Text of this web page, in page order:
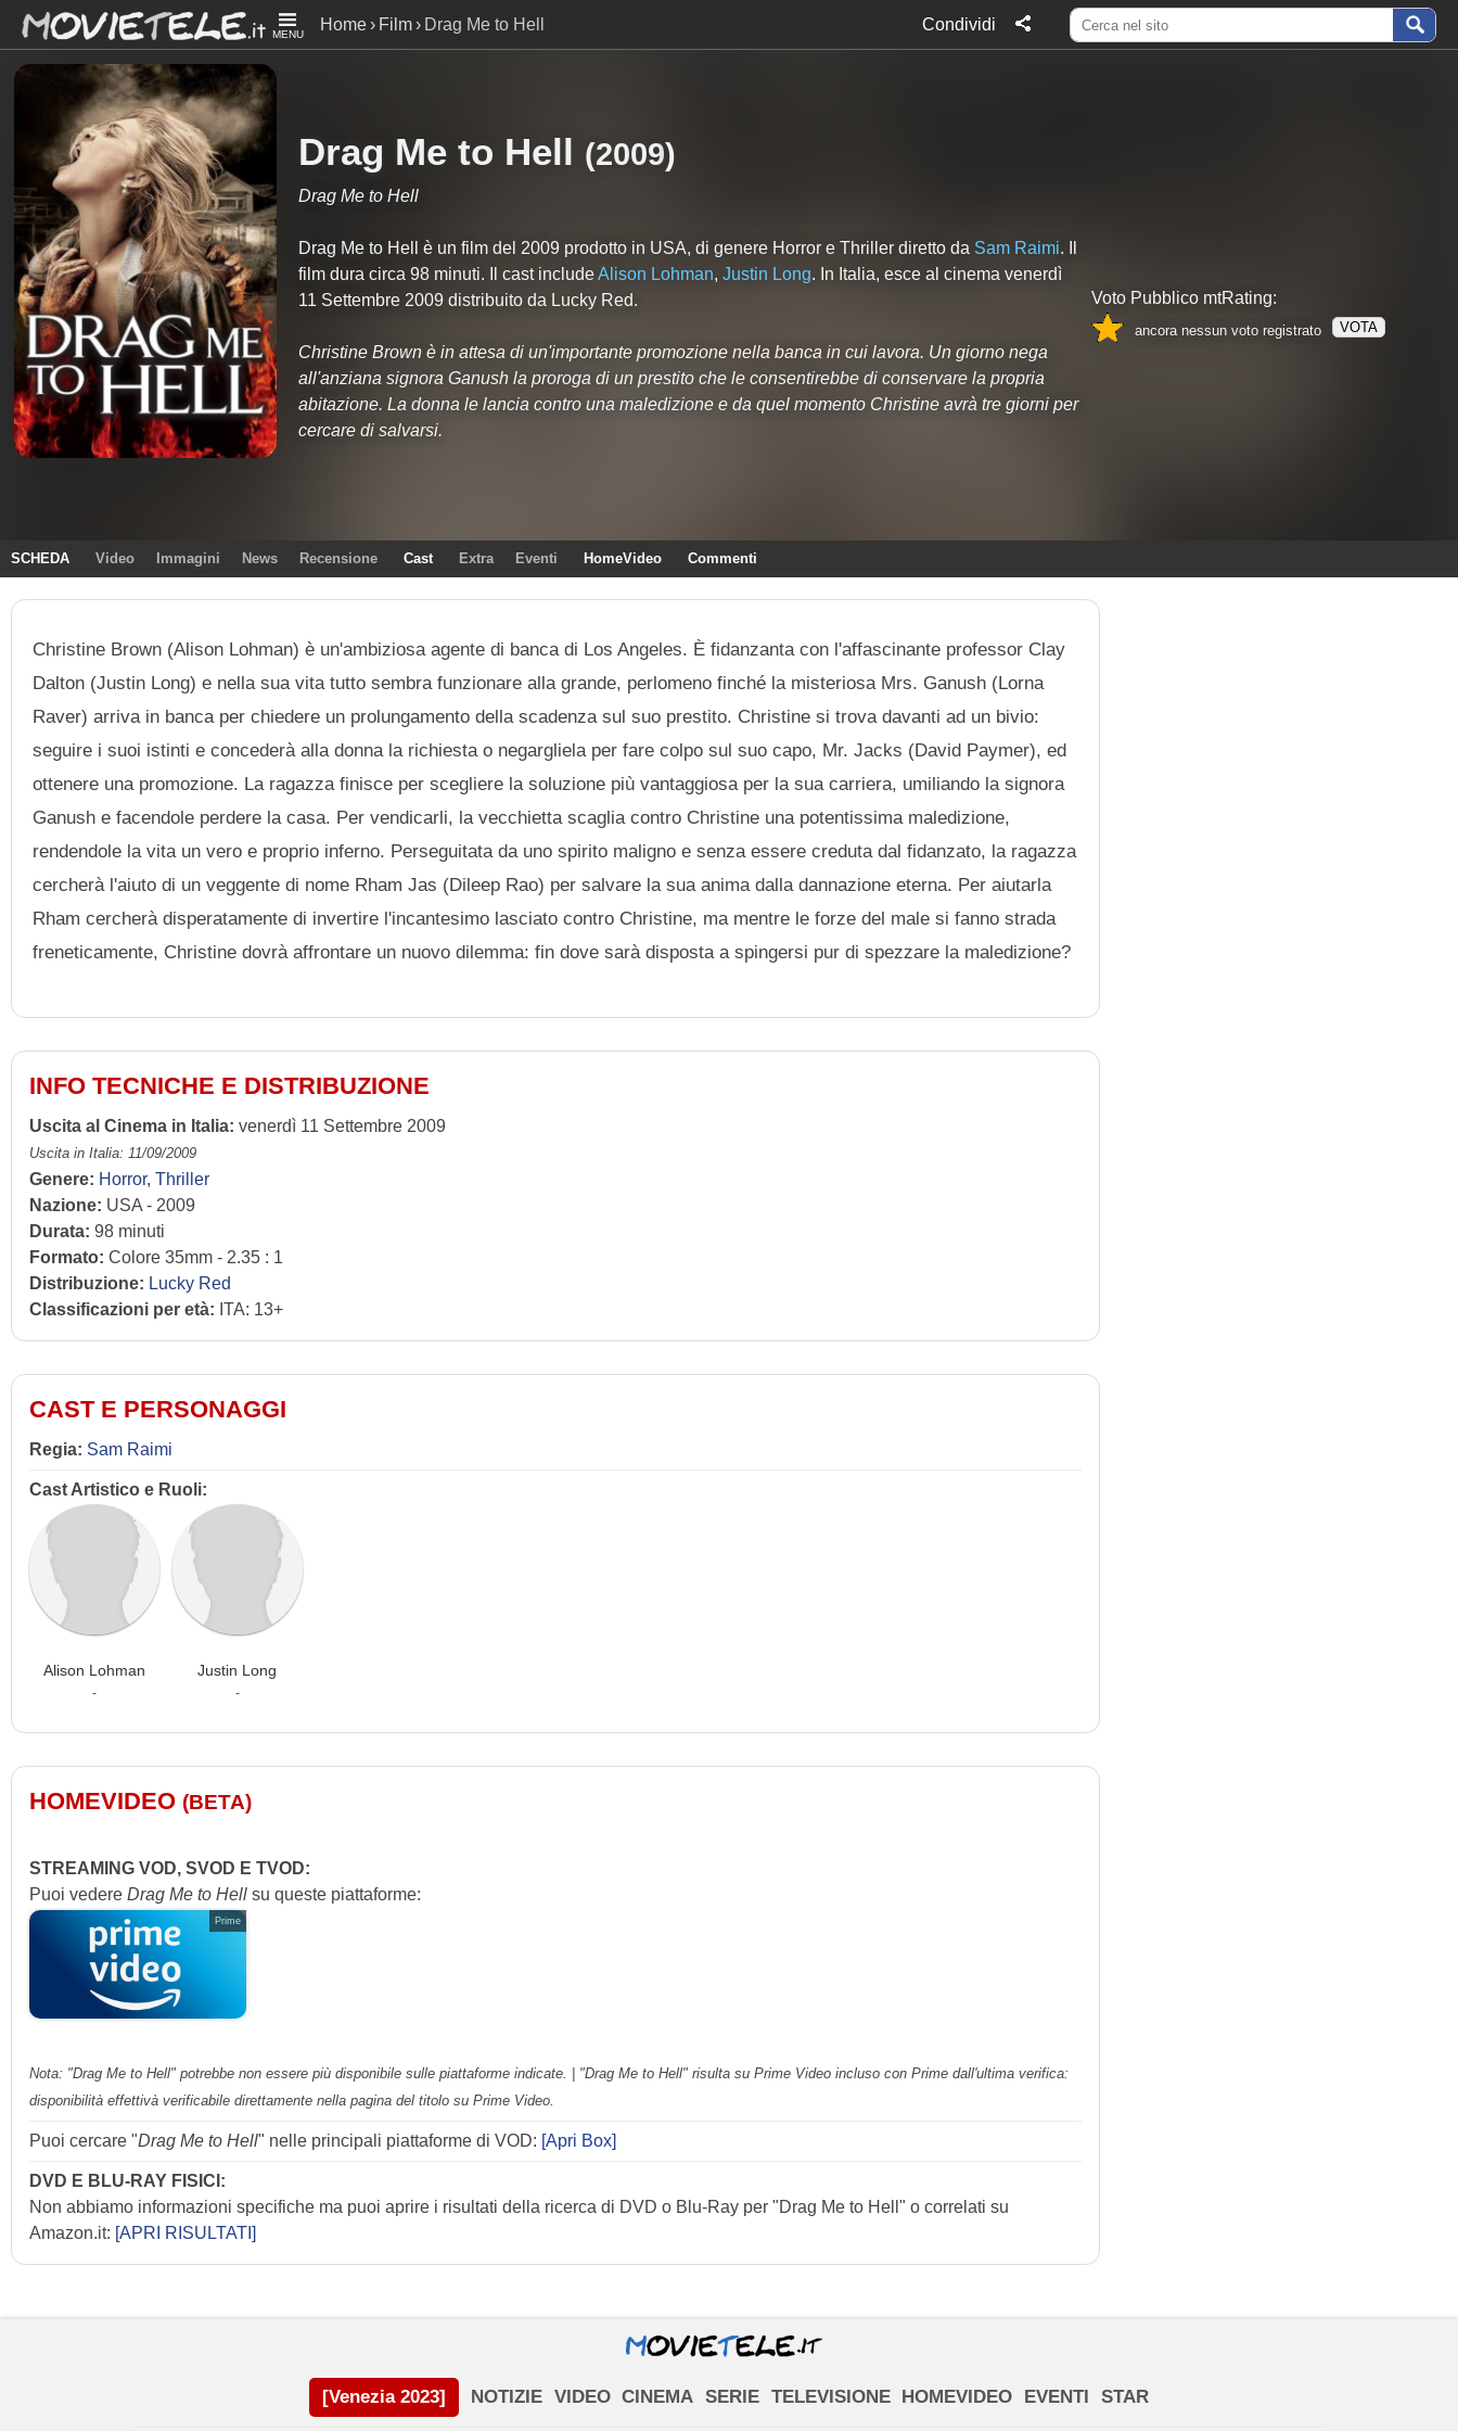
MENU
Home Film Drag Me to Hell Condividi
Drag Me to Hell (2009)
Drag Me to Hell
Drag Me to Hell è un film del 2009 prodotto in USA, di genere Horror e Thriller diretto da Sam Raimi. Il
film dura circa 98minuti. Il cast includeAlison Lohman, Justin Long. In Italia, esce al cinema venerdì
11 Settembre 2009 distribuito da Lucky Red.
Christine Brown è in attesa di un'importante promozione nella banca in cui lavora. Un giorno nega
all'anziana signora Ganush la proroga di un prestito che le consentirebbe di conservare la propria
abitazione. La donna le lancia contro una maledizione e da quel momento Christine avrà tre giorni per
cercare di salvarsi.
Voto Pubblico mtRating:
ancora nessun voto registrato VOTA
SCHEDA Video Immagini News Recensione Cast Extra Eventi HomeVideo Commenti
Christine Brown (Alison Lohman) è un'ambiziosa agente di banca di Los Angeles. È fidanzanta con l'affascinante professor Clay
Dalton (Justin Long) e nella sua vita tutto sembra funzionare alla grande, perlomeno finché la misteriosa Mrs. Ganush (Lorna
Raver) arriva in banca per chiedere un prolungamento della scadenza sul suo prestito. Christine si trova davanti ad un bivio:
seguire i suoi istinti e concederà alla donna la richiesta o negargliela per fare colpo sul suo capo, Mr. Jacks (David Paymer), ed
ottenere una promozione. La ragazza finisce per scegliere la soluzione più vantaggiosa per la sua carriera, umiliando la signora
Ganush e facendole perdere la casa. Per vendicarli, la vecchietta scaglia contro Christine una potentissima maledizione,
rendendole la vita un vero e proprio inferno. Perseguitata da uno spirito maligno e senza essere creduta dal fidanzato, la ragazza
cercherà l'aiuto di un veggente di nome Rham Jas (Dileep Rao) per salvare la sua anima dalla dannazione eterna. Per aiutarla
Rham cercherà disperatamente di invertire l'incantesimo lasciato contro Christine, ma mentre le forze del male si fanno strada
freneticamente, Christine dovrà affrontare un nuovo dilemma: fin dove sarà disposta a spingersi pur di spezzare la maledizione?
INFO TECNICHE E DISTRIBUZIONE
Uscita al Cinema in Italia: venerdì 11 Settembre 2009
Uscita in Italia: 11/09/2009
Genere: Horror, Thriller
Nazione: USA - 2009
Durata: 98 minuti
Formato: Colore 35mm - 2.35 : 1
Distribuzione: Lucky Red
Classificazioni per età: ITA: 13+
CAST E PERSONAGGI
Regia: Sam Raimi
Cast Artistico e Ruoli:
Alison Lohman
-
Justin Long
-
HOMEVIDEO (BETA)
STREAMING VOD, SVOD E TVOD:
Puoi vedere Drag Me to Hell su queste piattaforme:
Prime
Nota: "Drag Me to Hell" potrebbe non essere più disponibile sulle piattaforme indicate. | "Drag Me to Hell" risulta su Prime Video incluso con Prime dall'ultima verifica:
disponibilità effettivà verificabile direttamente nella pagina del titolo su Prime Video.
Puoi cercare "Drag Me to Hell" nelle principali piattaforme di VOD: [Apri Box]
DVD E BLU-RAY FISICI:
Non abbiamo informazioni specifiche ma puoi aprire i risultati della ricerca di DVD o Blu-Ray per "Drag Me to Hell" o correlati su
Amazon.it: [APRI RISULTATI]
[Venezia 2023] NOTIZIE VIDEO CINEMA SERIE TELEVISIONE HOMEVIDEO EVENTI STAR